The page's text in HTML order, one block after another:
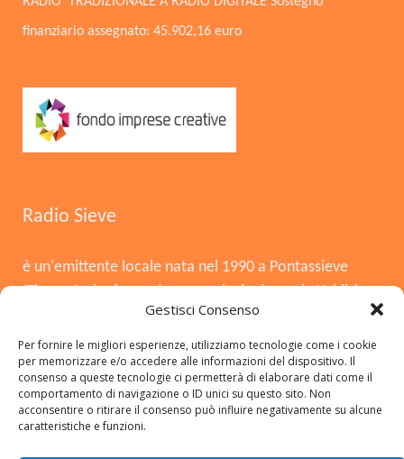
Gestisci Consenso
Per fornire le migliori esperienze, utilizziamo tecnologie come i cookie
per memorizzare e/o accedere alle informazioni del dispositivo. Il
consenso a queste tecnologie ci permetterà di elaborare dati come il
comportamento di navigazione o ID unici su questo sito. Non
acconsentire o ritirare il consenso può influire negativamente su alcune
caratteristiche e funzioni.
finanziario assegnato: 45.902,16 euro
Radio Sieve
è un'emittente locale nata nel 1990 a Pontassieve
(Firenze), che funge da voce principale per la Valdisieve
e il Mugello. Dopo la chiusura nel 2008, è tornata in
onda il 3 agosto 2015, offrendo musica, notizie locali,
cronaca e approfondimenti. Si distingue per essere
una radio del territorio, con una forte presenza in FM,
DAB+ e sui social.